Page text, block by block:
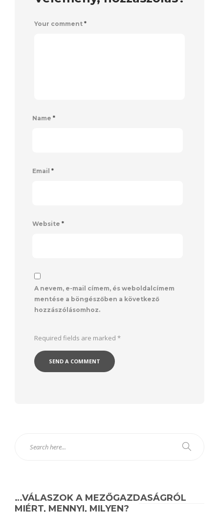
Your comment *
Name *
Email *
Website *
A nevem, e-mail címem, és weboldalcímem
mentése a böngészőben a következő
hozzászólásomhoz.
Required fields are marked *
…VÁLASZOK A MEZŐGAZDASÁGRÓL
MIÉRT, MENNYI, MILYEN?